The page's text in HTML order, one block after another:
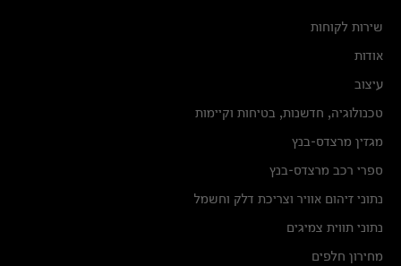
שירות לקוחות
אודות
עיצוב
טכנולוגיה, חדשנות, בטיחות וקיימות
מגזין מרצדס-בנץ
ספרי רכב מרצדס-בנץ
נתוני זיהום אוויר וצריכת דלק וחשמל
נתוני תווית צמיגים
מחירון חלפים